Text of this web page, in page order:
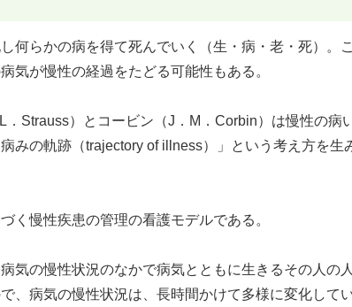
何らかの病を得て死んでいく（生・病・老・死）。
気が慢性の経過をたどる可能性もある。
Strauss）とコービン（J．M．Corbin）は慢性の病
みの軌跡（trajectory of illness）」という考え方を生
く慢性疾患の管理の看護モデルである。
気の慢性状況のなかで病気とともに生きるその人の
、病気の慢性状況は、長時間かけて多様に変化して